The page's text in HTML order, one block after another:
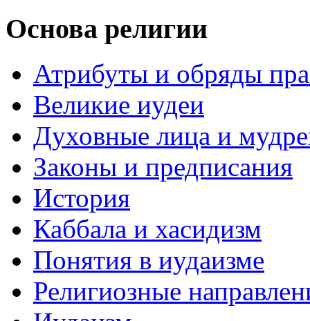
Основа религии
Атрибуты и обряды
Великие иудеи
Духовные лица и
Законы и предписания
История
Каббала и хасидизм
Понятия в иудаизме
Религиозные